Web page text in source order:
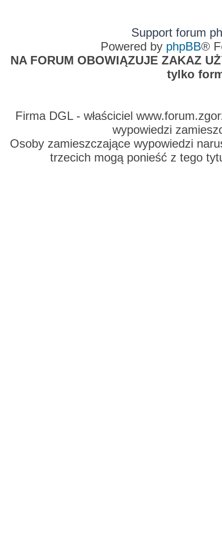
Support forum
Powered by phpBB®
NA FORUM OBOWIĄZUJE ZAKAZ
tylko
Firma DGL - właściciel
wypowiedzi
Osoby zamieszczające wypowiedzi
trzecich mogą ponieść z tego